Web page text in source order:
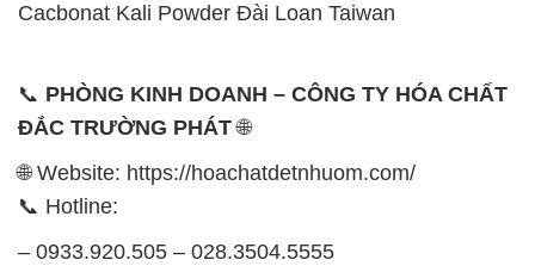
Cacbonat Kali Powder Đài Loan Taiwan
📞 PHÒNG KINH DOANH – CÔNG TY HÓA CHẤT
ĐẮC TRƯỜNG PHÁT🌐
🌐 Website: https://hoachatdetnhuom.com/
📞 Hotline:
– 0933.920.505 – 028.3504.5555